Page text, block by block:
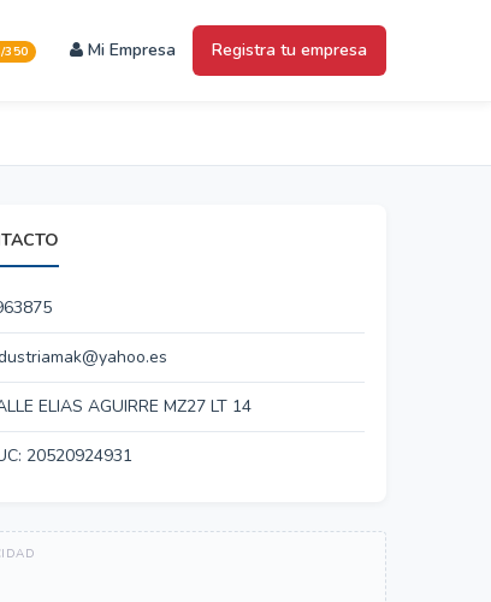
350 Mi Empresa Registra tu empresa
ELIAS AGUIRRE MZ27 LT 14
20520924931